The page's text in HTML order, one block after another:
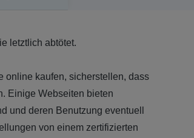
letztlich abtötet.
online kaufen, sicherstellen, dass
Einige Webseiten bieten
und deren Benutzung eventuell
von einem zertifizierten